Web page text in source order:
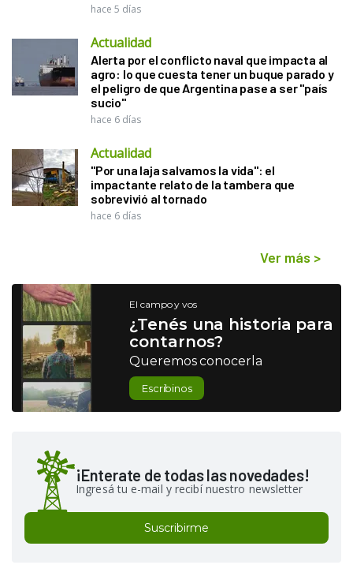
hace 5 días
Actualidad
Alerta por el conflicto naval que impacta al
agro: lo que cuesta tener un buque parado y
el peligro de que Argentina pase a ser "país
sucio"
hace 6 días
Actualidad
"Por una laja salvamos la vida": el
impactante relato de la tambera que
sobrevivió al tornado
hace 6 días
Ver más >
El campo y vos
¿Tenés una historia para
contarnos?
Queremos conocerla
Escribinos
¡Enterate de todas las novedades!
Ingresá tu e-mail y recibí nuestro newsletter
Suscribirme